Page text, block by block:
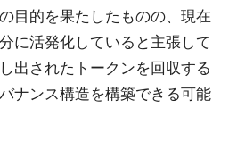
目的を果たしたものの、現在
に活発化していると主張して
出されたトークンを回収する
ナンス構造を構築できる可能